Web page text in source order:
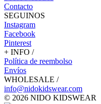
Contacto
SEGUINOS
Instagram
Facebook
Pinterest
+ INFO /
Política de reembolso
Envíos
WHOLESALE /
info@nidokidswear.com
© 2026 NIDO KIDSWEAR